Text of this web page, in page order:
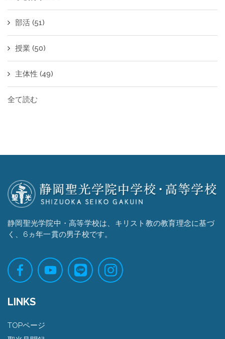
部活 (51)
授業 (50)
主体性 (49)
全て読む
静岡聖光学院中・高等学校は、キリスト教の教育理念に基づ
く、6ヵ年一貫の男子校です。
LINKS
TOPページ